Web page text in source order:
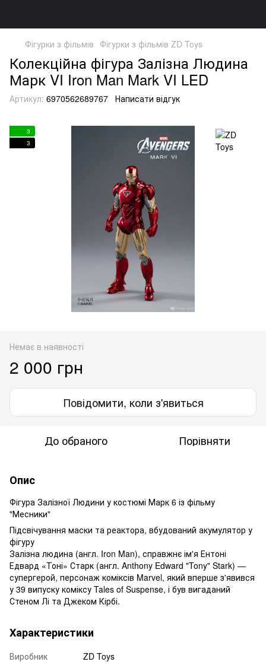
Фігурки з фільмів Фігурки з фільмів ZD Toys
Колекційна фігура Залізна Людина
Марк VI Iron Man Mark VI LED
Артикул: 6970562689767 Написати відгук
3
3
Немає в наявності
2 000 грн
Повідомити, коли з'явиться
До обраного Порівняти
Опис
Фігура Залізної Людини у костюмі Марк 6 із фільму
"Месники"
Підсвічування маски та реактора, вбудований акумулятор у
фігуру
Залізна людина (англ. Iron Man), справжнє ім'я Ентоні
Едвард «Тоні» Старк (англ. Anthony Edward "Tony" Stark) —
супергерой, персонаж коміксів Marvel, який вперше з'явився
у 39 випуску коміксу Tales of Suspense, і був вигаданий
Стеном Лі та Джеком Кірбі.
Характеристики
Виробник
ZD Toys